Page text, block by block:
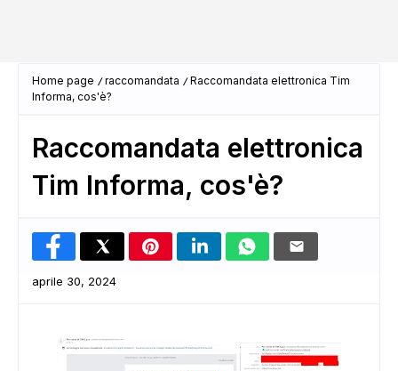
Home page raccomandata
Raccomandata elettronica Tim
Informa, cos'è?
Raccomandata elettronica
Tim Informa, cos'è?
aprile 30, 2024